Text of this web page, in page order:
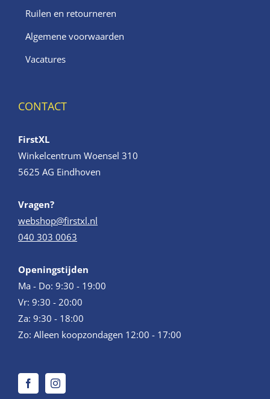
Ruilen en retourneren
Algemene voorwaarden
Vacatures
CONTACT
FirstXL
Winkelcentrum Woensel 310
5625 AG Eindhoven
Vragen?
webshop@firstxl.nl
040 303 0063
Openingstijden
Ma - Do: 9:30 - 19:00
Vr: 9:30 - 20:00
Za: 9:30 - 18:00
Zo: Alleen koopzondagen 12:00 - 17:00